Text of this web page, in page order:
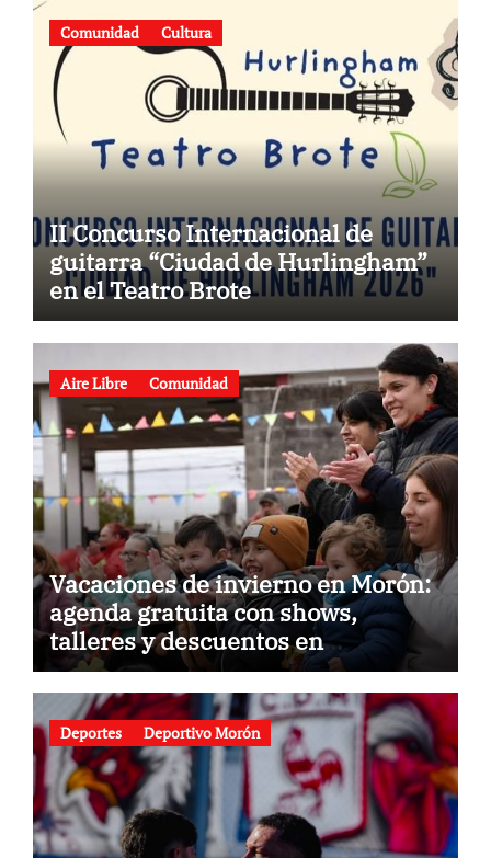
Comunidad Cultura
II Concurso Internacional de
guitarra “Ciudad de Hurlingham”
en el Teatro Brote
Aire Libre Comunidad
Vacaciones de invierno en Morón:
agenda gratuita con shows,
talleres y descuentos en
gastronomía
Deportes Deportivo Morón